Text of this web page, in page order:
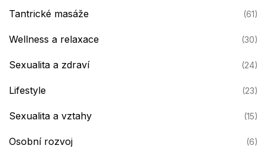
Tantrické masáže (61)
Wellness a relaxace (30)
Sexualita a zdraví (24)
Lifestyle (23)
Sexualita a vztahy (15)
Osobní rozvoj (6)